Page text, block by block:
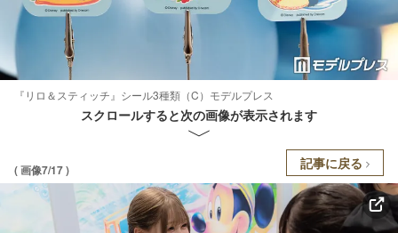
『リロ＆スティッチ』シール3種類（C）モデルプレス
スクロールすると次の画像が表示されます
( 画像7/17 ) 記事に戻る